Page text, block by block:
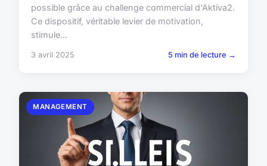
possible grâce au challenge commercial d'Aktiva2.
Ce dispositif, véritable levier de motivation,
stimule...
3 avril 2025 5 min de lecture →
MANAGEMENT